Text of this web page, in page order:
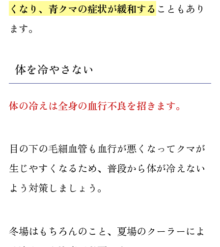
くなり、青クマの症状が緩和する こともあり
ます。
体を冷やさない
体の冷えは全身の血行不良を招きます。
目の下の毛細血管も血行が悪くなってクマが
生じやすくなるため、普段から体が冷えない
よう対策しましょう。
冬場はもちろんのこと、夏場のクーラーによ